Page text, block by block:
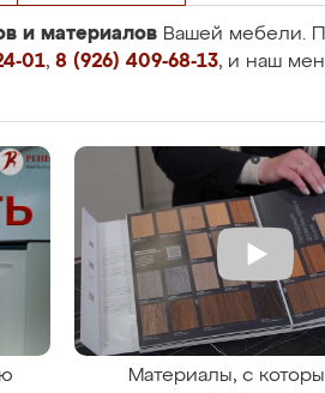
и материалов Вашей мебели.
01, 8 (926) 409-68-13, и наш
Материалы, с